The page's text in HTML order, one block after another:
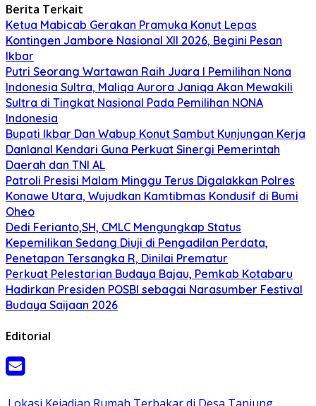
Berita Terkait
Ketua Mabicab Gerakan Pramuka Konut Lepas
Kontingen Jambore Nasional XII 2026, Begini Pesan
Ikbar
Putri Seorang Wartawan ‎Raih Juara I Pemilihan Nona
Indonesia Sultra, Maliqa Aurora Janiqa Akan Mewakili
Sultra di Tingkat Nasional Pada Pemilihan NONA
Indonesia
Bupati Ikbar Dan Wabup Konut Sambut Kunjungan Kerja
Danlanal Kendari Guna Perkuat Sinergi Pemerintah
Daerah dan TNI AL
Patroli Presisi Malam Minggu Terus Digalakkan Polres
Konawe Utara, Wujudkan Kamtibmas Kondusif di Bumi
Oheo
Dedi Ferianto,SH, CMLC Mengungkap Status
Kepemilikan Sedang Diuji di Pengadilan Perdata,
Penetapan Tersangka R, Dinilai Prematur
Perkuat Pelestarian Budaya Bajau, Pemkab Kotabaru
Hadirkan Presiden POSBI sebagai Narasumber Festival
Budaya Saijaan 2026
Editorial